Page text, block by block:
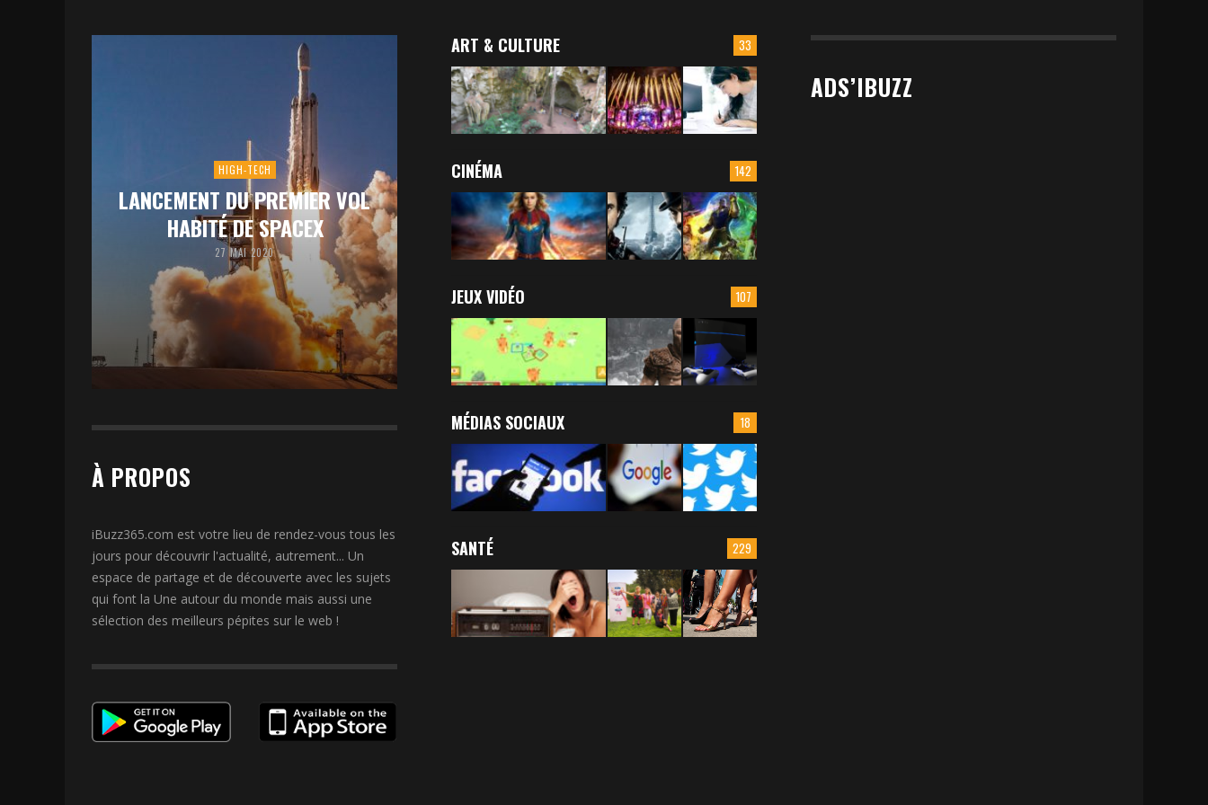
HIGH-TECH
LANCEMENT DU PREMIER VOL
HABITÉ DE SPACEX
27 MAI 2020
À PROPOS
iBuzz365.com est votre lieu de rendez-vous tous les
jours pour découvrir l'actualité, autrement... Un
espace de partage et de découverte avec les sujets
qui font la Une autour du monde mais aussi une
sélection des meilleurs pépites sur le web !
33
ART & CULTURE
142
CINÉMA
107
JEUX VIDÉO
18
MÉDIAS SOCIAUX
229
SANTÉ
ADS’IBUZZ